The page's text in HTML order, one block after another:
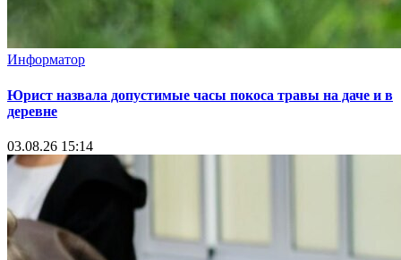
Информатор
Юрист назвала допустимые часы покоса травы на даче и в
деревне
03.08.26 15:14